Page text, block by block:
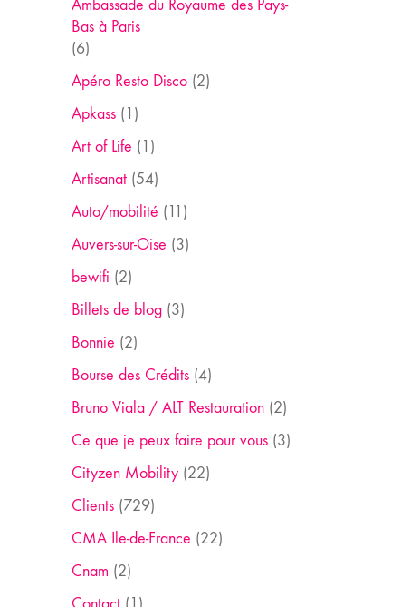
Ambassade du Royaume des Pays-
Bas à Paris
(6)
Apéro Resto Disco(2)
Apkass(1)
Art of Life (1)
Artisanat(54)
Auto/mobilité (11)
Auvers-sur-Oise (3)
bewifi (2)
Billets de blog(3)
Bonnie (2)
Bourse des Crédits(4)
Bruno Viala / ALT Restauration(2)
Ce que je peux faire pour vous(3)
Cityzen Mobility(22)
Clients(729)
CMA Ile-de-France (22)
Cnam (2)